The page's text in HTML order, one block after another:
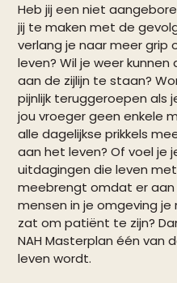
Heb jij een niet
jij te maken met de
verlang je naar meer grip
leven? Wil je weer
aan de zijlijn te staan?
pijnlijk teruggeroepen als
jou vroeger geen enkele
alle dagelijkse prikkels
aan het leven? Of voel je
uitdagingen die leven
meebrengt omdat er aan
mensen in je omgeving
zat om patiënt te zijn?
NAH Masterplan één van
leven wordt.